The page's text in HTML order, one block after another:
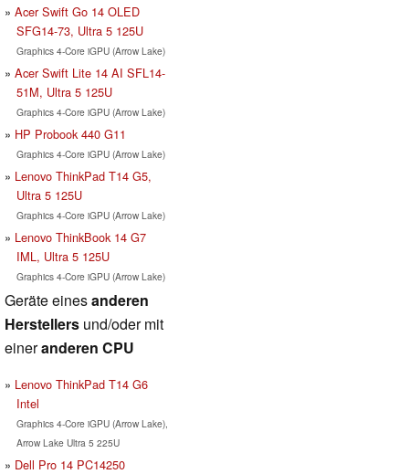
Acer Swift Go 14 OLED
SFG14-73, Ultra 5 125U
Graphics 4-Core iGPU (Arrow Lake)
Acer Swift Lite 14 AI SFL14-
51M, Ultra 5 125U
Graphics 4-Core iGPU (Arrow Lake)
HP Probook 440 G11
Graphics 4-Core iGPU (Arrow Lake)
Lenovo ThinkPad T14 G5,
Ultra 5 125U
Graphics 4-Core iGPU (Arrow Lake)
Lenovo ThinkBook 14 G7
IML, Ultra 5 125U
Graphics 4-Core iGPU (Arrow Lake)
Geräte einesanderen
Herstellers und/oder mit
eineranderen CPU
Lenovo ThinkPad T14 G6
Intel
Graphics 4-Core iGPU (Arrow Lake),
Arrow Lake Ultra 5 225U
Dell Pro 14 PC14250